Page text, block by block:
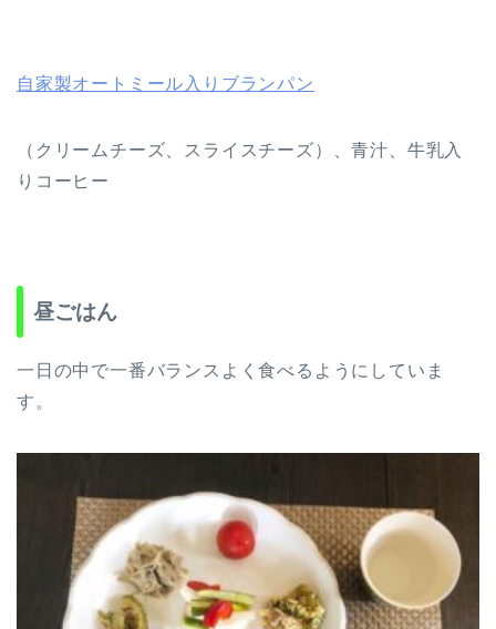
自家製オートミール入りブランパン
（クリームチーズ、スライスチーズ）、青汁、牛乳入
りコーヒー
昼ごはん
一日の中で一番バランスよく食べるようにしていま
す。